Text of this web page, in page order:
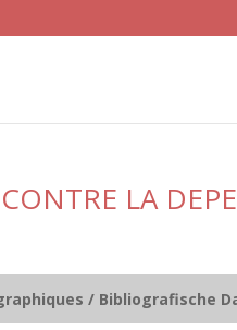
LA
/ Bibliografische